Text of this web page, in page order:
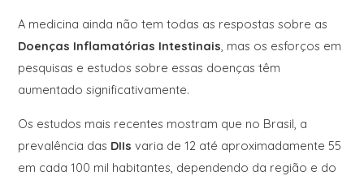
A medicina ainda não tem todas as respostas sobre as
Doenças Inflamatórias Intestinais, mas os esforços em
pesquisas e estudos sobre essas doenças têm
aumentado significativamente.
Os estudos mais recentes mostram que no Brasil, a
prevalência das DIIs varia de 12 até aproximadamente 55
em cada 100 mil habitantes, dependendo da região e do